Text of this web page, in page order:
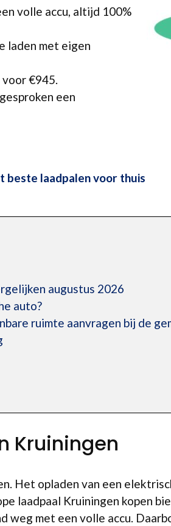
volle accu, altijd 100%
laden met eigen
voor €945.
een
beste laadpalen voor thuis
augustus 2026
auto?
ruimte aanvragen bij de
Kruiningen
Het opladen van een
laadpaal Kruiningen kopen
met een volle accu.